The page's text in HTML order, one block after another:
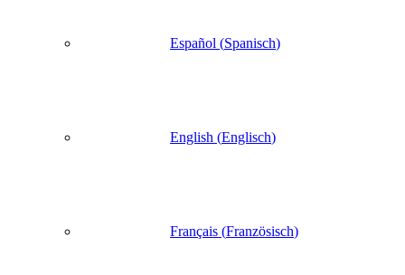
Español (Spanisch)
English (Englisch)
Français (Französisch)